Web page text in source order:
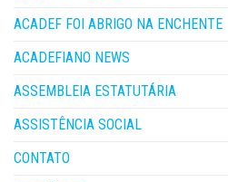
ACADEF FOI ABRIGO NA ENCHENTE
ACADEFIANO NEWS
ASSEMBLEIA ESTATUTÁRIA
ASSISTÊNCIA SOCIAL
CONTATO